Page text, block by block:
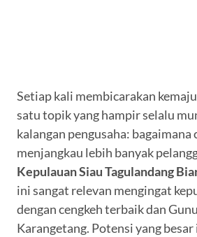
Setiap kali membicarakan
satu topik yang hampir selalu
kalangan pengusaha: bagaimana
menjangkau lebih banyak
Kepulauan Siau Tagulandang
ini sangat relevan mengingat
dengan cengkeh terbaik dan
Karangetang. Potensi yang